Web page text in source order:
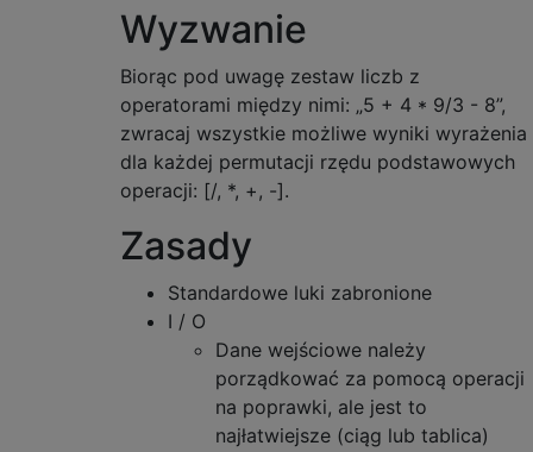
Wyzwanie
Biorąc pod uwagę zestaw liczb z
operatorami między nimi: „5 + 4 * 9/3 - 8”,
zwracaj wszystkie możliwe wyniki wyrażenia
dla każdej permutacji rzędu podstawowych
operacji: [/, *, +, -].
Zasady
Standardowe luki zabronione
I / O
Dane wejściowe należy
porządkować za pomocą operacji
na poprawki, ale jest to
najłatwiejsze (ciąg lub tablica)